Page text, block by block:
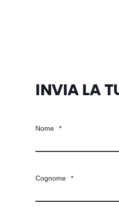
INVIA LA
Nome *
Cognome *